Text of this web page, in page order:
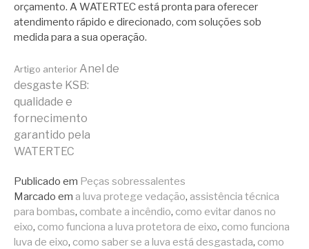
orçamento. A WATERTEC está pronta para oferecer
atendimento rápido e direcionado, com soluções sob
medida para a sua operação.
Continue
lendo
Artigo anterior Anel de
desgaste KSB:
qualidade e
fornecimento
garantido pela
WATERTEC
Publicado em Peças sobressalentes
Marcado em a luva protege vedação, assistência técnica
para bombas, combate a incêndio, como evitar danos no
eixo, como funciona a luva protetora de eixo, como funciona
luva de eixo, como saber se a luva está desgastada, como